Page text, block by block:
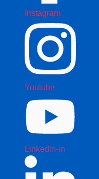
Instagram
Youtube
Linkedin-in